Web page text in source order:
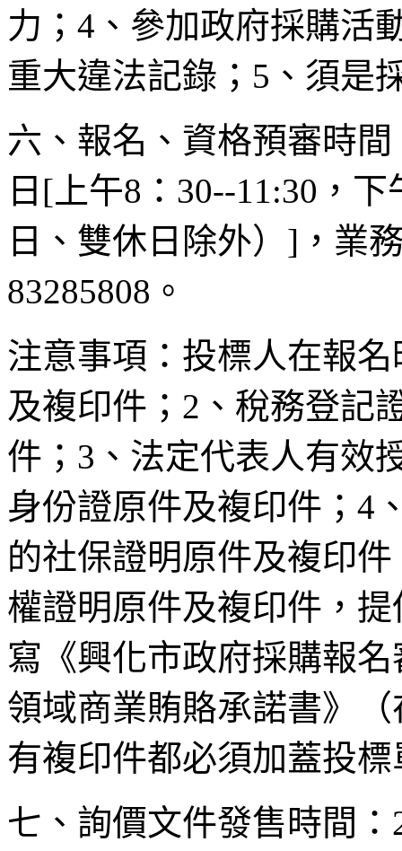
力；4、參加政府採購活
重大違法記錄；5、須是
六、報名、資格預審時間
日[上午8：30--11:30，
日、雙休日除外）]，業
83285808。
注意事項：投標人在報
及複印件；2、稅務登記
件；3、法定代表人有效
身份證原件及複印件；4
的社保證明原件及複印
權證明原件及複印件，
寫《興化市政府採購報
領域商業賄賂承諾書》
有複印件都必須加蓋投
七、詢價文件發售時間：